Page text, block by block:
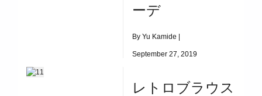
ーデ
By Yu Kamide |
September 27, 2019
|4116
レトロブラウス